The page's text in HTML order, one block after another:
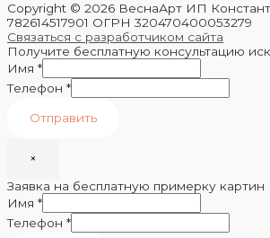
Copyright © 2026 ВеснаАрт ИП
782614517901 ОГРН 320470400053279
Связаться с разработчиком сайта
Получите бесплатную консультацию
Имя *
Телефон *
Отправить
×
Заявка на бесплатную примерку картин
Имя *
Телефон *